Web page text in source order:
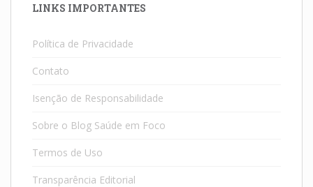
LINKS IMPORTANTES
Política de Privacidade
Contato
Isenção de Responsabilidade
Sobre o Blog Saúde em Foco
Termos de Uso
Transparência Editorial